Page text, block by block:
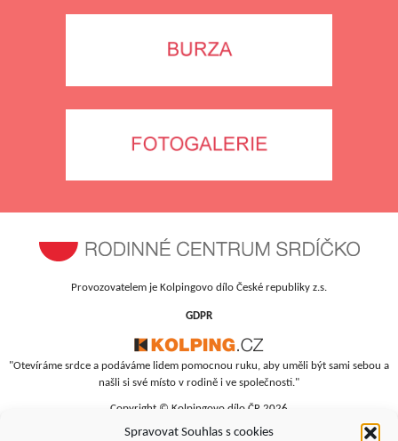
Spravovat Souhlas s cookies
Provozovatelem je Kolpingovo dílo České republiky z.s.
GDPR
"Otevíráme srdce a podáváme lidem pomocnou ruku, aby uměli být sami sebou a
našli si své místo v rodině i ve společnosti."
Copyright © Kolpingovo dílo ČR 2026